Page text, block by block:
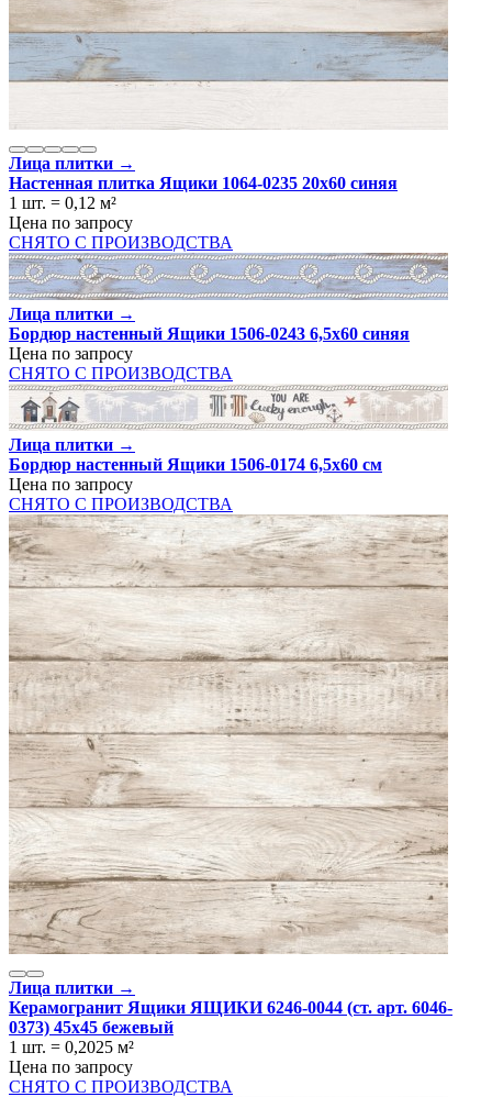
Лица плитки →
Настенная плитка Ящики 1064-0235 20x60 синяя
1 шт. = 0,12 м²
Цена по запросу
СНЯТО С ПРОИЗВОДСТВА
Лица плитки →
Бордюр настенный Ящики 1506-0243 6,5х60 синяя
Цена по запросу
СНЯТО С ПРОИЗВОДСТВА
Лица плитки →
Бордюр настенный Ящики 1506-0174 6,5х60 см
Цена по запросу
СНЯТО С ПРОИЗВОДСТВА
Лица плитки →
Керамогранит Ящики ЯЩИКИ 6246-0044 (ст. арт. 6046-
0373) 45x45 бежевый
1 шт. = 0,2025 м²
Цена по запросу
СНЯТО С ПРОИЗВОДСТВА